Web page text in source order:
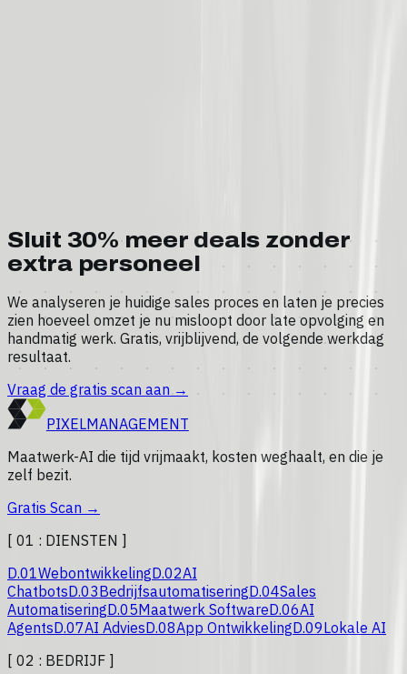
Sluit 30% meer deals zonder
extra personeel
We analyseren je huidige sales proces en laten je precies
zien hoeveel omzet je nu misloopt door late opvolging en
handmatig werk. Gratis, vrijblijvend, de volgende werkdag
resultaat.
Vraag de gratis scan aan→
PIXELMANAGEMENT
Maatwerk-AI die tijd vrijmaakt, kosten weghaalt, en die je
zelf bezit.
Gratis Scan →
[ 01 : DIENSTEN ]
D.01WebontwikkelingD.02AI
ChatbotsD.03BedrijfsautomatiseringD.04Sales
AutomatiseringD.05Maatwerk SoftwareD.06AI
AgentsD.07AI AdviesD.08App OntwikkelingD.09Lokale AI
[ 02 : BEDRIJF ]